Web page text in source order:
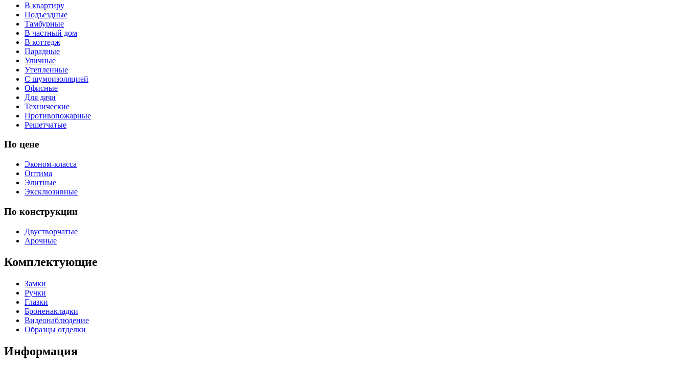
В квартиру
Подъездные
Тамбурные
В частный дом
В коттедж
Парадные
Уличные
Утепленные
С шумоизоляцией
Офисные
Для дачи
Технические
Противопожарные
Решетчатые
По цене
Эконом-класса
Оптима
Элитные
Эксклюзивные
По конструкции
Двустворчатые
Арочные
Комплектующие
Замки
Ручки
Глазки
Броненакладки
Видеонаблюдение
Образцы отделки
Информация